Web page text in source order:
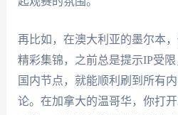
再比如，在澳大利亚的墨尔本
精彩集锦，之前总是提示IP受限
国内节点，就能顺利刷到所有
论。在加拿大的温哥华，你打